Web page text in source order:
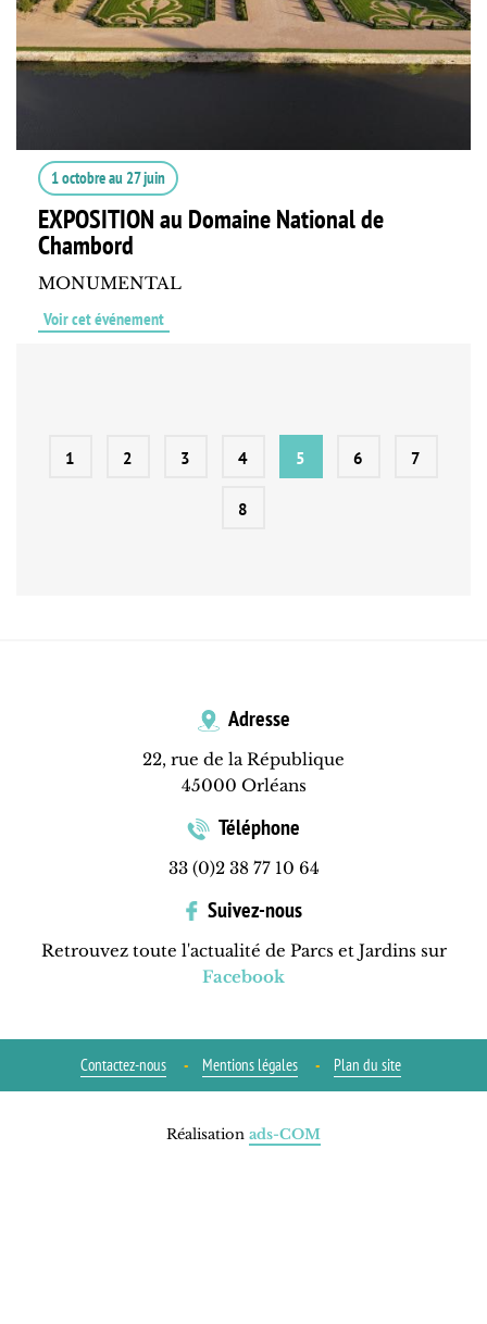
1 octobreau 27 juin
EXPOSITION au Domaine National de
Chambord
MONUMENTAL
Voir cet événement
1 2 3 4 5 6 7
8
Adresse
22, rue de la République
45000 Orléans
Téléphone
33 (0)2 38 77 10 64
Suivez-nous
Retrouvez toute l'actualité de Parcs et Jardins sur
Facebook
Contactez-nous Mentions légales Plan du site
Réalisation ads-COM